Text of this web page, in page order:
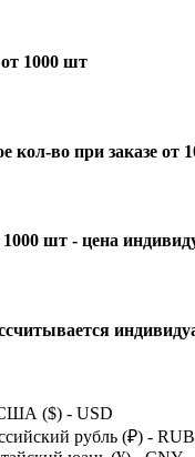
1000 шт
кол-во при заказе от
1000 шт - цена
($) - USD
рубль (₽) - RUB